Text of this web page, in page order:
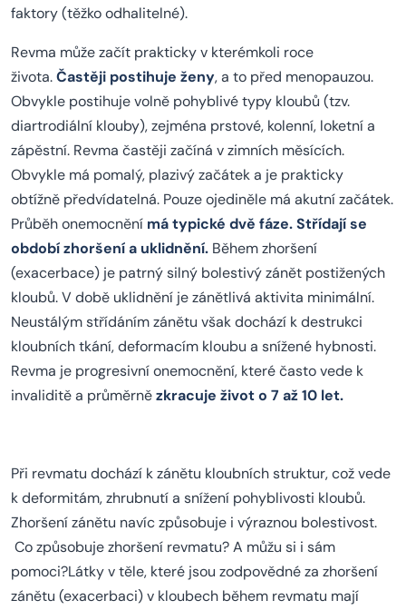
faktory (těžko odhalitelné).
Revma může začít prakticky v kterémkoli roce
života.Častěji postihuje ženy, a to před menopauzou.
Obvykle postihuje volně pohyblivé typy kloubů (tzv.
diartrodiální klouby), zejména prstové, kolenní, loketní a
zápěstní. Revma častěji začíná v zimních měsících.
Obvykle má pomalý, plazivý začátek a je prakticky
obtížně předvídatelná. Pouze ojediněle má akutní začátek.
Průběh onemocnění má typické dvě fáze. Střídají se
období zhoršení a uklidnění. Během zhoršení
(exacerbace) je patrný silný bolestivý zánět postižených
kloubů. V době uklidnění je zánětlivá aktivita minimální.
Neustálým střídáním zánětu však dochází k destrukci
kloubních tkání, deformacím kloubu a snížené hybnosti.
Revma je progresivní onemocnění, které často vede k
invaliditě a průměrnězkracuje život o 7 až 10 let.
Při revmatu dochází k zánětu kloubních struktur, což vede
k deformitám, zhrubnutí a snížení pohyblivosti kloubů.
Zhoršení zánětu navíc způsobuje i výraznou bolestivost.
Co způsobuje zhoršení revmatu? A můžu si i sám
pomoci?Látky v těle, které jsou zodpovědné za zhoršení
zánětu (exacerbaci) v kloubech během revmatu mají